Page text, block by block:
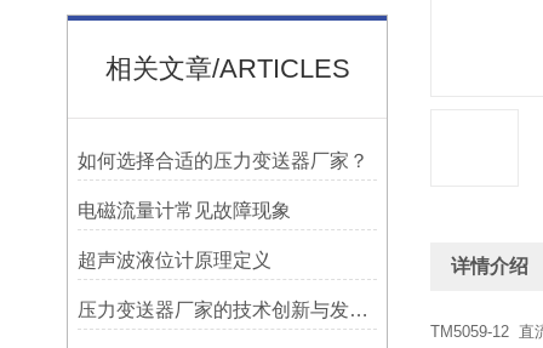
相关文章/ARTICLES
如何选择合适的压力变送器厂家？
电磁流量计常见故障现象
超声波液位计原理定义
压力变送器厂家的技术创新与发展趋势
详情介绍
TM5059-12 直